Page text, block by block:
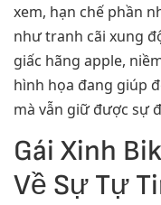
xem, hạn chế phần
như tranh cãi xung
giấc hãng apple,
hình họa đang giúp
mà vẫn giữ được sự
Gái Xinh
Về Sự Tự